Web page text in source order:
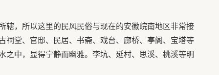
，所以这里的民风民俗与现在的安徽皖南地区非常接
祠堂、官邸、民居、书斋、戏台、廊桥、亭阁、宝塔等
之中，显得宁静而幽雅。李坑、延村、思溪、桃溪等明